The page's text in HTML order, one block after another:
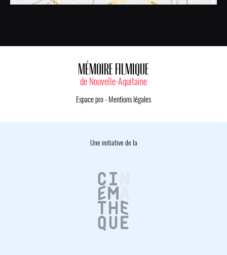
MÉMOIRE FILMIQUE
de Nouvelle-Aquitaine
Espace pro- Mentions légales
Une initiative de la